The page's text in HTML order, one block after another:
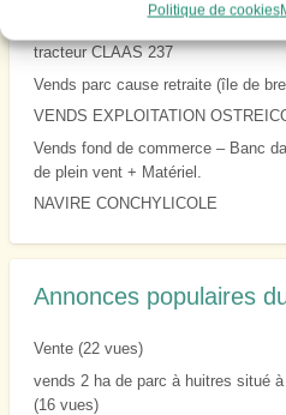
Politique de cookies
couvertes dans station balnéaire
tracteur CLAAS 237
Vends parc cause retraite (île de
VENDS EXPLOITATION
Vends fond de commerce – Banc
de plein vent + Matériel.
NAVIRE CONCHYLICOLE
Annonces populaires
Vente(22 vues)
vends 2 ha de parc à huitres situé
(16 vues)